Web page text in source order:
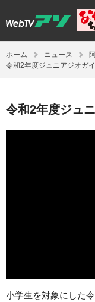
ホーム ニュース
令和2年度ジュニアジオガ
令和2年度ジュ
小学生を対象にした